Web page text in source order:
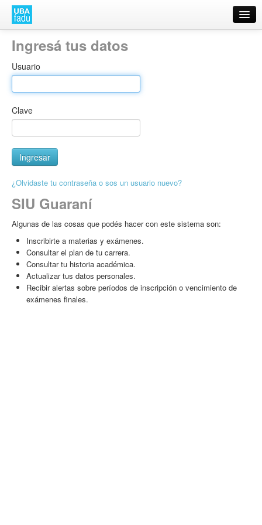
Ingresá tus datos
Usuario
Clave
¿Olvidaste tu contraseña o sos un usuario nuevo?
SIU Guaraní
Algunas de las cosas que podés hacer con este sistema son:
Inscribirte a materias y exámenes.
Consultar el plan de tu carrera.
Consultar tu historia académica.
Actualizar tus datos personales.
Recibir alertas sobre períodos de inscripción o vencimiento de
exámenes finales.